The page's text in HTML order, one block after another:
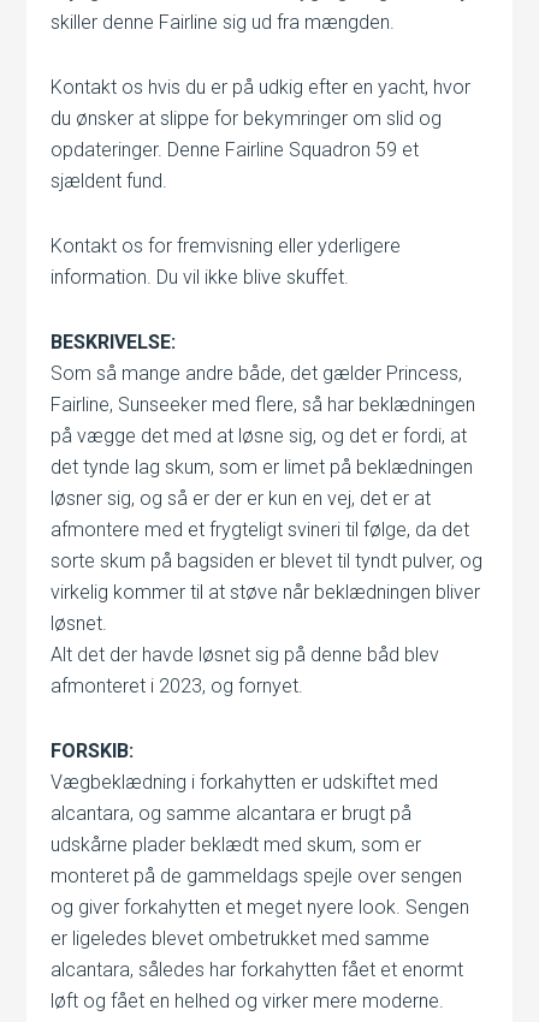
skiller denne Fairline sig ud fra mængden.
Kontakt os hvis du er på udkig efter en yacht, hvor
du ønsker at slippe for bekymringer om slid og
opdateringer. Denne Fairline Squadron 59 et
sjældent fund.
Kontakt os for fremvisning eller yderligere
information. Du vil ikke blive skuffet.
BESKRIVELSE:
Som så mange andre både, det gælder Princess,
Fairline, Sunseeker med flere, så har beklædningen
på vægge det med at løsne sig, og det er fordi, at
det tynde lag skum, som er limet på beklædningen
løsner sig, og så er der er kun en vej, det er at
afmontere med et frygteligt svineri til følge, da det
sorte skum på bagsiden er blevet til tyndt pulver, og
virkelig kommer til at støve når beklædningen bliver
løsnet.
Alt det der havde løsnet sig på denne båd blev
afmonteret i 2023, og fornyet.
FORSKIB:
Vægbeklædning i forkahytten er udskiftet med
alcantara, og samme alcantara er brugt på
udskårne plader beklædt med skum, som er
monteret på de gammeldags spejle over sengen
og giver forkahytten et meget nyere look. Sengen
er ligeledes blevet ombetrukket med samme
alcantara, således har forkahytten fået et enormt
løft og fået en helhed og virker mere moderne.